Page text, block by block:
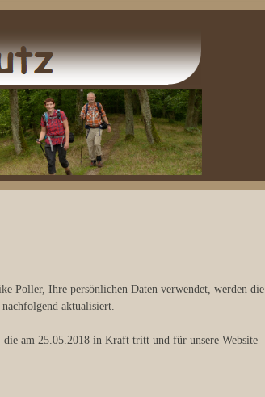
Poller, Ihre persönlichen Daten verwendet, werden die
aktualisiert.
am 25.05.2018 in Kraft tritt und für unsere Website